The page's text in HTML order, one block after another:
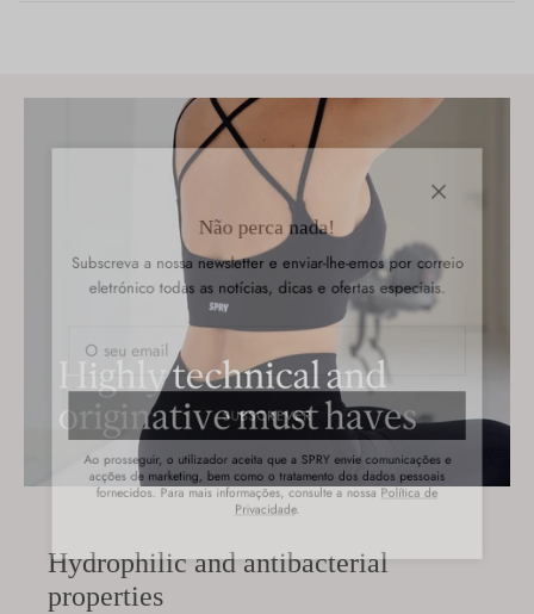
Hydrophilic and antibacterial
properties
Não perca nada!
Subscreva a nossa newsletter e enviar-lhe-emos por correio
eletrónico todas as notícias, dicas e ofertas especiais.
SUBSCREVER
Ao prosseguir, o utilizador aceita que a SPRY envie comunicações e
acções de marketing, bem como o tratamento dos dados pessoais
fornecidos. Para mais informações, consulte a nossa